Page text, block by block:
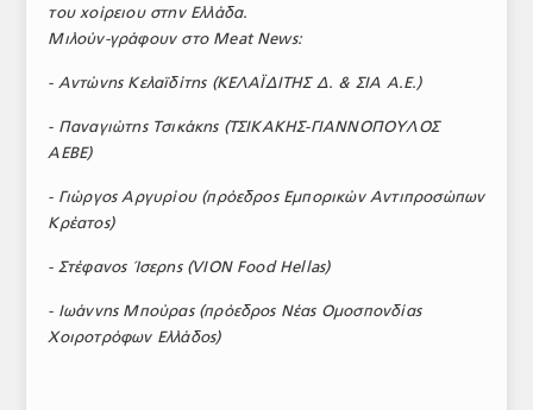
ΥΠΗΡΕΣΙΕΣ
ΕΜΠΟΡΙΚΟΙ ΑΝΤΙΠΡΟΣΩΠΟΙ
ΝΟΜΟΘΕΣΙΑ
ΕΥΡΩΠΑΪΚΗ ΝΟΜΟΘΕΣΙΑ
ΤΟ ΠΕΡΙΟΔΙΚΟ
του χοίρειου στην Ελλάδα.
Μιλούν-γράφουν στο Meat News:
- Αντώνης Κελαϊδίτης (ΚΕΛΑΪΔΙΤΗΣ Δ. & ΣΙΑ Α.Ε.)
- Παναγιώτης Τσικάκης (ΤΣΙΚΑΚΗΣ-ΓΙΑΝΝΟΠΟΥΛΟΣ
ΑΕΒΕ)
- Γιώργος Αργυρίου (πρόεδρος Εμπορικών Αντιπροσώπων
Κρέατος)
- Στέφανος Ίσερης(VION Food Hellas)
- Ιωάννης Μπούρας (πρόεδρος Νέας Ομοσπονδίας
Χοιροτρόφων Ελλάδος)